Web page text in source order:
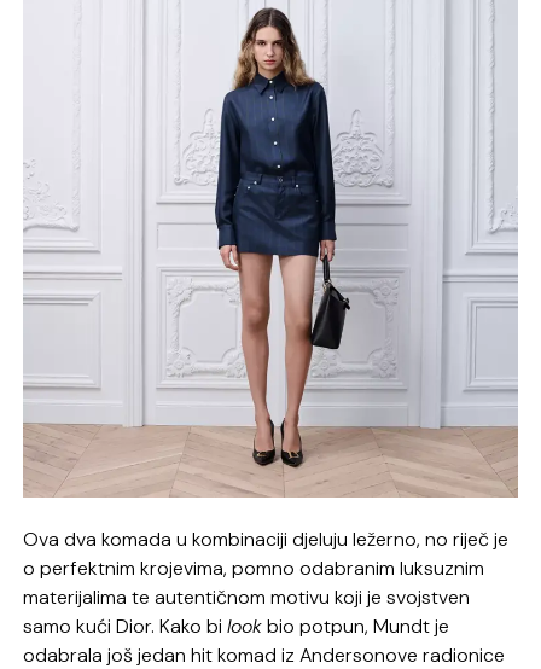
Ova dva komada u kombinaciji djeluju ležerno, no riječ je
o perfektnim krojevima, pomno odabranim luksuznim
materijalima te autentičnom motivu koji je svojstven
samo kući Dior. Kako bilookbio potpun, Mundt je
odabrala još jedan hit komad iz Andersonove radionice